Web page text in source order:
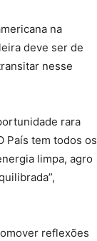
na
deve ser de
nesse
rara
País tem todos os
limpa, agro
reflexões